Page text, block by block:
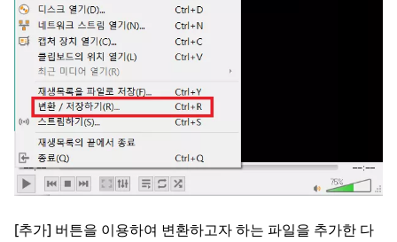
[추가] 버튼을 이용하여 변환하고자 하는 파일을 추가한 다